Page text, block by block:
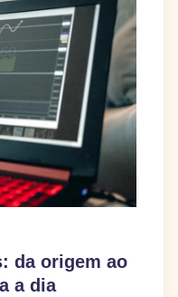
da origem ao
a dia